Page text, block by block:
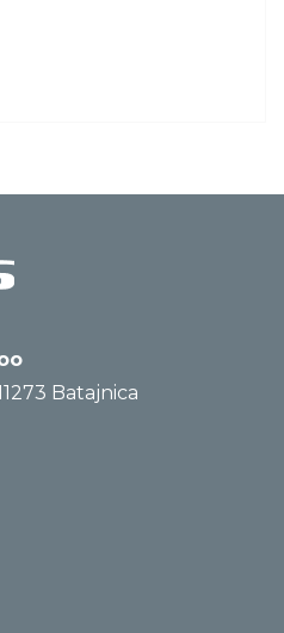
Batajnica